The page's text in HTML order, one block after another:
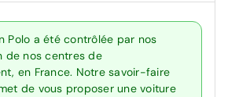
Polo a été contrôlée par nos
de nos centres de
en France. Notre savoir-faire
de vous proposer une voiture